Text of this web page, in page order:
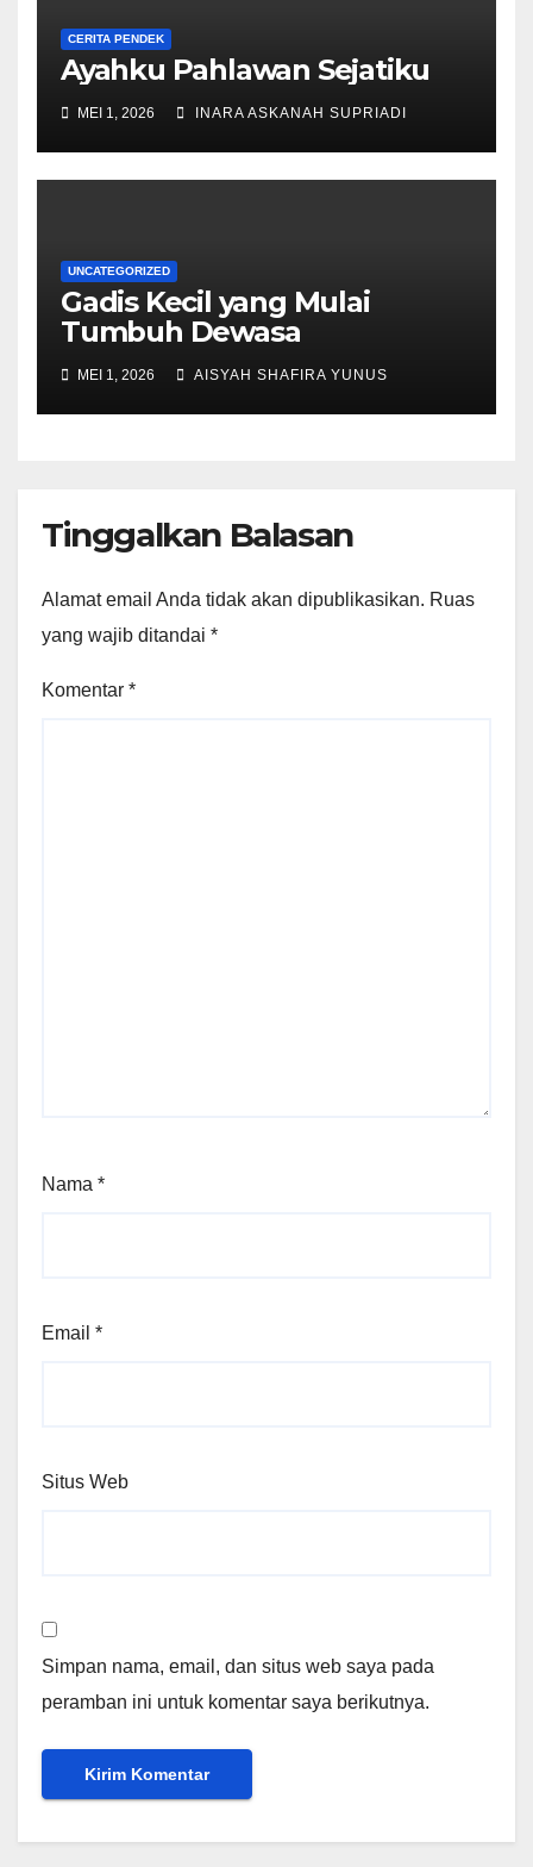
CERITA PENDEK
Ayahku Pahlawan Sejatiku
MEI 1, 2026 INARA ASKANAH SUPRIADI
UNCATEGORIZED
Gadis Kecil yang Mulai
Tumbuh Dewasa
MEI 1, 2026 AISYAH SHAFIRA YUNUS
Tinggalkan Balasan
Alamat email Anda tidak akan dipublikasikan. Ruas
yang wajib ditandai *
Komentar *
Nama *
Email *
Situs Web
Simpan nama, email, dan situs web saya pada
peramban ini untuk komentar saya berikutnya.